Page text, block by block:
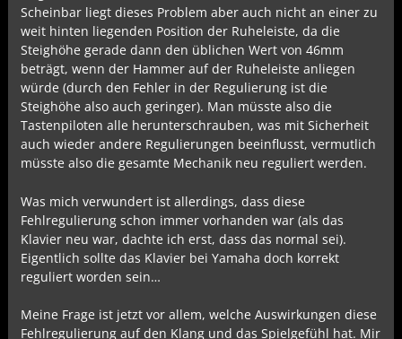
Scheinbar liegt dieses Problem aber auch nicht an einer zu
weit hinten liegenden Position der Ruheleiste, da die
Steighöhe gerade dann den üblichen Wert von 46mm
beträgt, wenn der Hammer auf der Ruheleiste anliegen
würde (durch den Fehler in der Regulierung ist die
Steighöhe also auch geringer). Man müsste also die
Tastenpiloten alle herunterschrauben, was mit Sicherheit
auch wieder andere Regulierungen beeinflusst, vermutlich
müsste also die gesamte Mechanik neu reguliert werden.
Was mich verwundert ist allerdings, dass diese
Fehlregulierung schon immer vorhanden war (als das
Klavier neu war, dachte ich erst, dass das normal sei).
Eigentlich sollte das Klavier bei Yamaha doch korrekt
reguliert worden sein…
Meine Frage ist jetzt vor allem, welche Auswirkungen diese
Fehlregulierung auf den Klang und das Spielgefühl hat. Mir